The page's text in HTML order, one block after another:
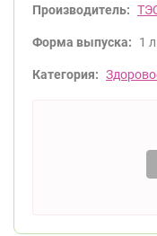
Производитель:
Форма выпуска: 1 л.
Категория: